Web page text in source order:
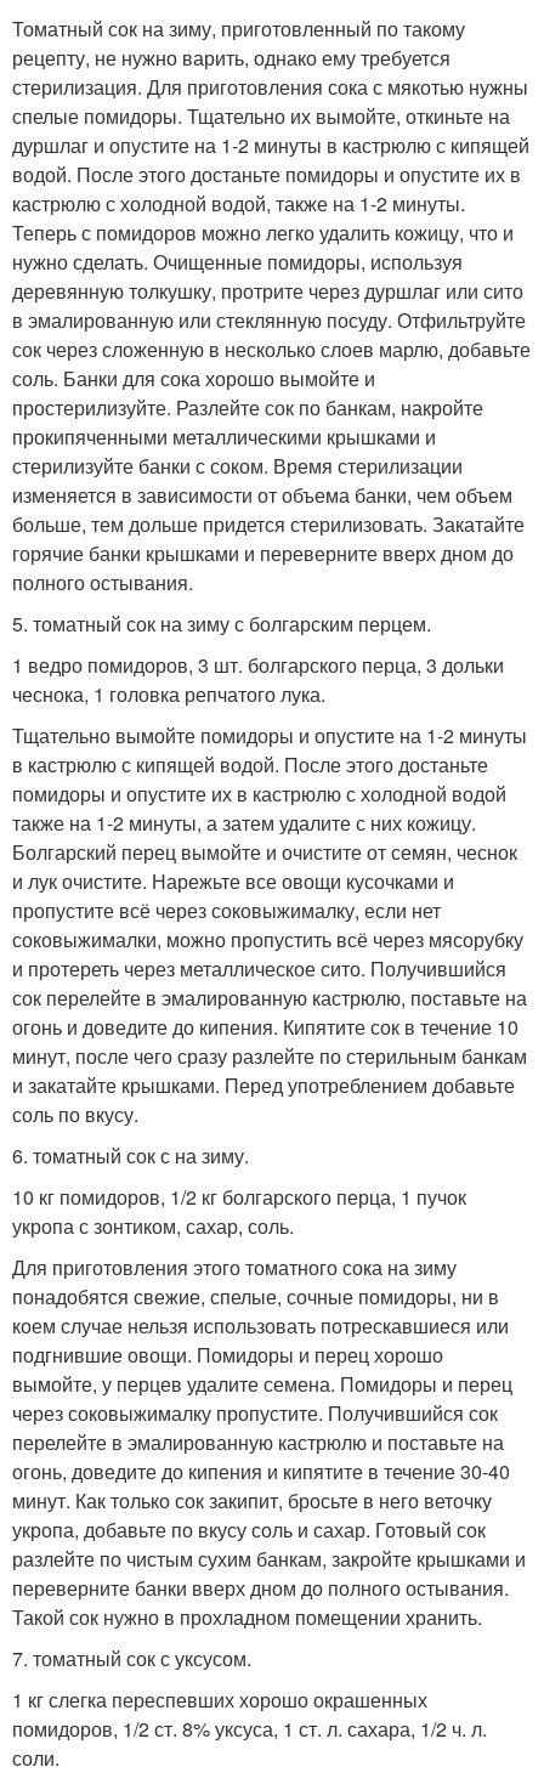
Томатный сок на зиму, приготовленный по такому
рецепту, не нужно варить, однако ему требуется
стерилизация. Для приготовления сока с мякотью нужны
спелые помидоры. Тщательно их вымойте, откиньте на
дуршлаг и опустите на 1-2 минуты в кастрюлю с кипящей
водой. После этого достаньте помидоры и опустите их в
кастрюлю с холодной водой, также на 1-2 минуты.
Теперь с помидоров можно легко удалить кожицу, что и
нужно сделать. Очищенные помидоры, используя
деревянную толкушку, протрите через дуршлаг или сито
в эмалированную или стеклянную посуду. Отфильтруйте
сок через сложенную в несколько слоев марлю, добавьте
соль. Банки для сока хорошо вымойте и
простерилизуйте. Разлейте сок по банкам, накройте
прокипяченными металлическими крышками и
стерилизуйте банки с соком. Время стерилизации
изменяется в зависимости от объема банки, чем объем
больше, тем дольше придется стерилизовать. Закатайте
горячие банки крышками и переверните вверх дном до
полного остывания.
5. томатный сок на зиму с болгарским перцем.
1 ведро помидоров, 3 шт. болгарского перца, 3 дольки
чеснока, 1 головка репчатого лука.
Тщательно вымойте помидоры и опустите на 1-2 минуты
в кастрюлю с кипящей водой. После этого достаньте
помидоры и опустите их в кастрюлю с холодной водой
также на 1-2 минуты, а затем удалите с них кожицу.
Болгарский перец вымойте и очистите от семян, чеснок
и лук очистите. Нарежьте все овощи кусочками и
пропустите всё через соковыжималку, если нет
соковыжималки, можно пропустить всё через мясорубку
и протереть через металлическое сито. Получившийся
сок перелейте в эмалированную кастрюлю, поставьте на
огонь и доведите до кипения. Кипятите сок в течение 10
минут, после чего сразу разлейте по стерильным банкам
и закатайте крышками. Перед употреблением добавьте
соль по вкусу.
6. томатный сок с на зиму.
10 кг помидоров, 1/2 кг болгарского перца, 1 пучок
укропа с зонтиком, сахар, соль.
Для приготовления этого томатного сока на зиму
понадобятся свежие, спелые, сочные помидоры, ни в
коем случае нельзя использовать потрескавшиеся или
подгнившие овощи. Помидоры и перец хорошо
вымойте, у перцев удалите семена. Помидоры и перец
через соковыжималку пропустите. Получившийся сок
перелейте в эмалированную кастрюлю и поставьте на
огонь, доведите до кипения и кипятите в течение 30-40
минут. Как только сок закипит, бросьте в него веточку
укропа, добавьте по вкусу соль и сахар. Готовый сок
разлейте по чистым сухим банкам, закройте крышками и
переверните банки вверх дном до полного остывания.
Такой сок нужно в прохладном помещении хранить.
7. томатный сок с уксусом.
1 кг слегка переспевших хорошо окрашенных
помидоров, 1/2 ст. 8% уксуса, 1 ст. л. сахара, 1/2 ч. л.
соли.